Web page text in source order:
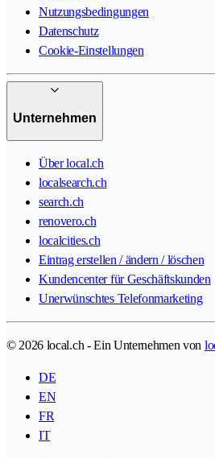
Nutzungsbedingungen
Datenschutz
Cookie-Einstellungen
Unternehmen
Über local.ch
localsearch.ch
search.ch
renovero.ch
localcities.ch
Eintrag erstellen / ändern / löschen
Kundencenter für Geschäftskunden
Unerwünschtes Telefonmarketing
© 2026 local.ch - Ein Unternehmen von
DE
EN
FR
IT